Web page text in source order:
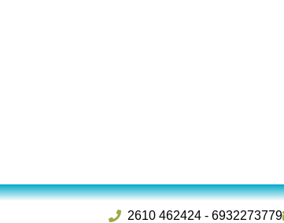
2610 462424 -6932273779